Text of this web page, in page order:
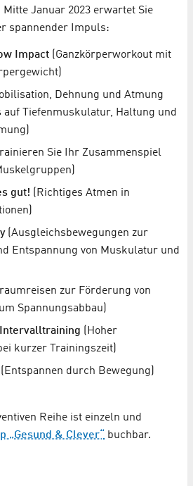
Mitte Januar 2023 erwartet Sie
spannender Impuls:
Impact (Ganzkörperworkout mit
Dehnung und Atmung
auf Tiefenmuskulatur, Haltung und
Sie Ihr Zusammenspiel
gut! (Richtiges Atmen in
(Ausgleichsbewegungen zur
Entspannung von Muskulatur und
zur Förderung von
Spannungsabbau)
(Hoher
kurzer Trainingszeit)
(Entspannen durch Bewegung)
Reihe ist einzeln und
„Gesund & Clever“ buchbar.